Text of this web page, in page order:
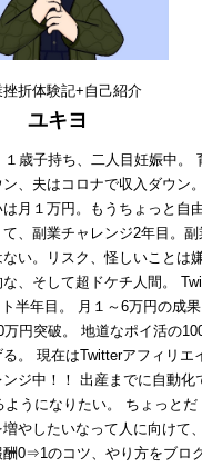
挫折体験記+自己紹介
ユキヨ
１歳子持ち、二人目妊娠中。
、夫はコロナで収入ダウン。
月１万円。もうちょっと自
、副業チャレンジ2年目。副
い。リスク、怪しいことは
、そして超ドケチ人間。
半年目。 月１～6万円の成果
円突破。 地道なポイ活の
。 現在はTwitterアフィリエ
ンジ中！！ 出産までに自動化
ようになりたい。 ちょっとだ
やしたいなって人に向けて、
酬0⇒1のコツ、やり方をブロ